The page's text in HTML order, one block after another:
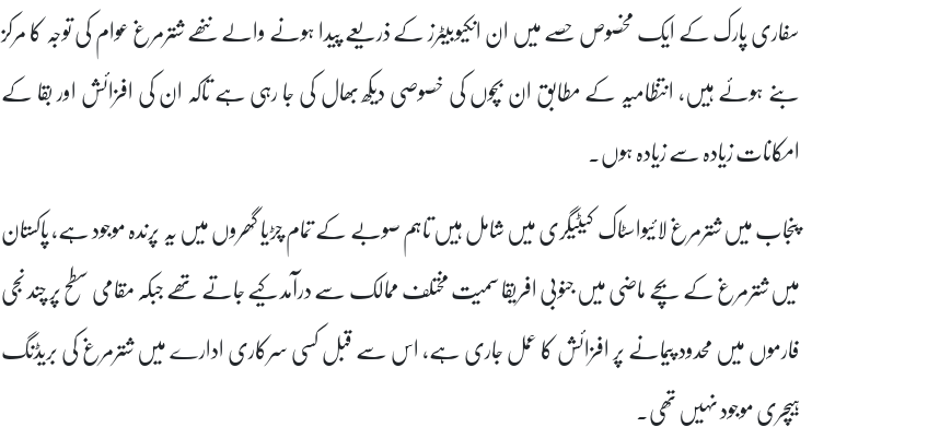
سفاری پارک کے ایک مخصوص حصے میں ان انکیوبیٹرز کے ذریعے پیدا ہونے والے ننھے شترمرغ عوام کی توجہ کا مرکز
بنے ہوئے ہیں، انتظامیہ کے مطابق ان بچوں کی خصوصی دیکھ بھال کی جا رہی ہے تاکہ ان کی افزائش اور بقا کے
امکانات زیادہ سے زیادہ ہوں۔
پنجاب میں شترمرغ لائیواسٹاک کیٹیگری میں شامل ہیں تاہم صوبے کے تمام چڑیا گھروں میں یہ پرندہ موجود ہے، پاکستان
میں شترمرغ کے بچے ماضی میں جنوبی افریقا سمیت مختلف ممالک سے درآمد کیے جاتے تھے جبکہ مقامی سطح پر چند نجی
فارموں میں محدود پیمانے پر افزائش کا عمل جاری ہے، اس سے قبل کسی سرکاری ادارے میں شترمرغ کی بریڈنگ
ہیچری موجود نہیں تھی۔